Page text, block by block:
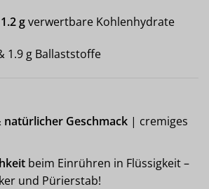
gverwertbare Kohlenhydrate
1.9 g Ballaststoffe
natürlicher Geschmack| cremiges
beim Einrühren in Flüssigkeit –
und Pürierstab!